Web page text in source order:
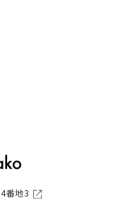
番地3